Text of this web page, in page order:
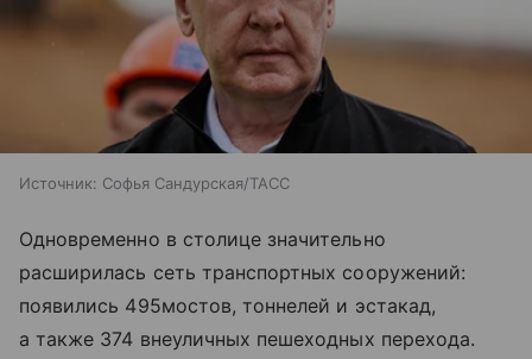
Источник: Софья Сандурская/ТАСС
Одновременно в столице значительно
расширилась сеть транспортных сооружений:
появились 495мостов, тоннелей и эстакад,
а также 374 внеуличных пешеходных перехода.